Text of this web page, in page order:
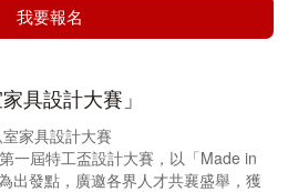
我要報名
具設計大賽」
家具設計大賽
一屆特工盃設計大賽，以「Made in
出發點，廣邀各界人才共襄盛舉，獲